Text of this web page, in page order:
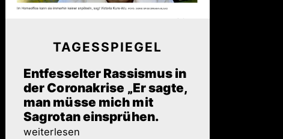
TAGESSPIEGEL
Entfesselter Rassismus in
der Coronakrise „Er sagte,
man müsse mich mit
Sagrotan einsprühen.
weiterlesen